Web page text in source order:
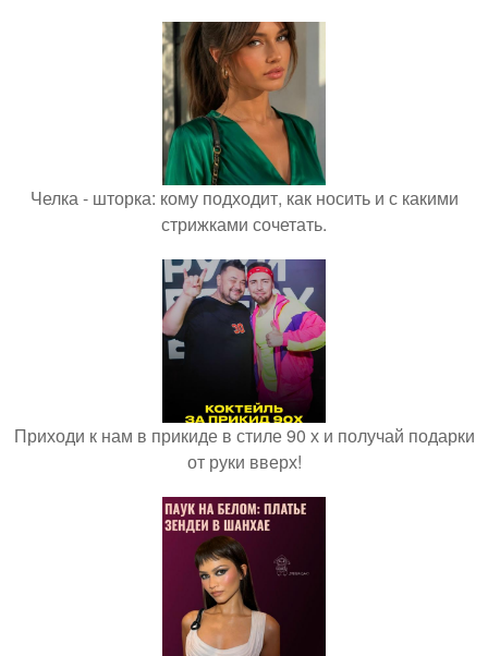
Челка - шторка: кому подходит, как носить и с какими
стрижками сочетать.
Приходи к нам в прикиде в стиле 90 х и получай подарки
от руки вверх!